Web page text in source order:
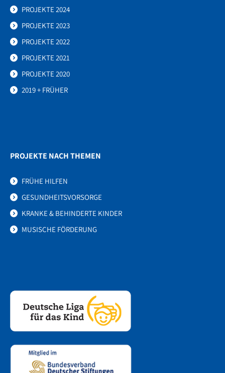
PROJEKTE 2024
PROJEKTE 2023
PROJEKTE 2022
PROJEKTE 2021
PROJEKTE 2020
2019 + FRÜHER
PROJEKTE NACH THEMEN
FRÜHE HILFEN
GESUNDHEITSVORSORGE
KRANKE & BEHINDERTE KINDER
MUSISCHE FÖRDERUNG